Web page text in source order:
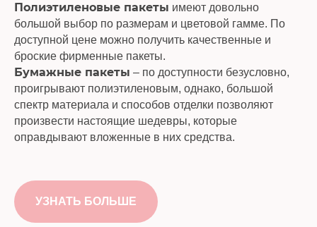
Полиэтиленовые пакеты имеют довольно
большой выбор по размерам и цветовой гамме. По
доступной цене можно получить качественные и
броские фирменные пакеты.
Бумажные пакеты – по доступности безусловно,
проигрывают полиэтиленовым, однако, большой
спектр материала и способов отделки позволяют
произвести настоящие шедевры, которые
оправдывают вложенные в них средства.
УЗНАТЬ БОЛЬШЕ